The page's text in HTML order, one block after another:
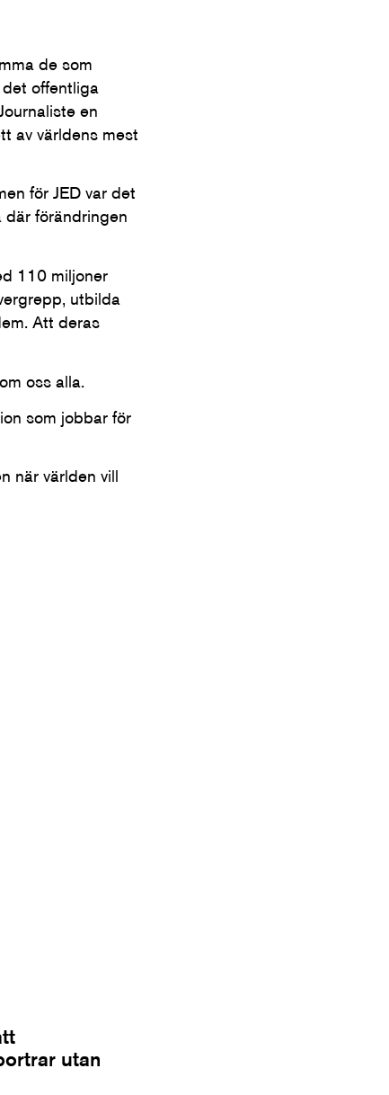
de som
offentliga
en
av världens mest
för JED var det
förändringen
110 miljoner
utbilda
Att deras
oss alla.
som jobbar för
när världen vill
utan